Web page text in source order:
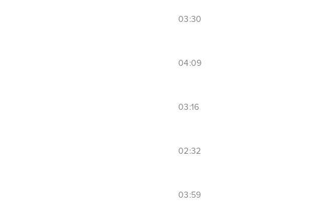
03:30
04:09
03:16
02:32
03:59